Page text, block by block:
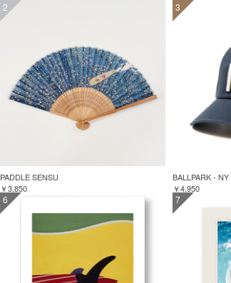
2
PADDLE SENSU
￥3,850
3
BALLPARK -
￥4,950
6 7